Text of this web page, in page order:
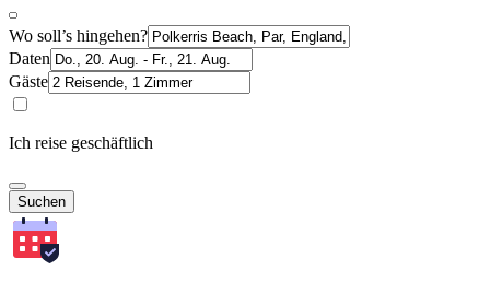
Wo soll’s hingehen?
Daten
Gäste
Ich reise geschäftlich
Suchen